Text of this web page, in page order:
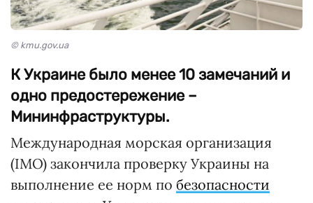
© kmu.gov.ua
К Украине было менее 10 замечаний и
одно предостережение –
Мининфраструктуры.
Международная морская организация
(ІМО) закончила проверку Украины на
выполнение ее норм по безопасности